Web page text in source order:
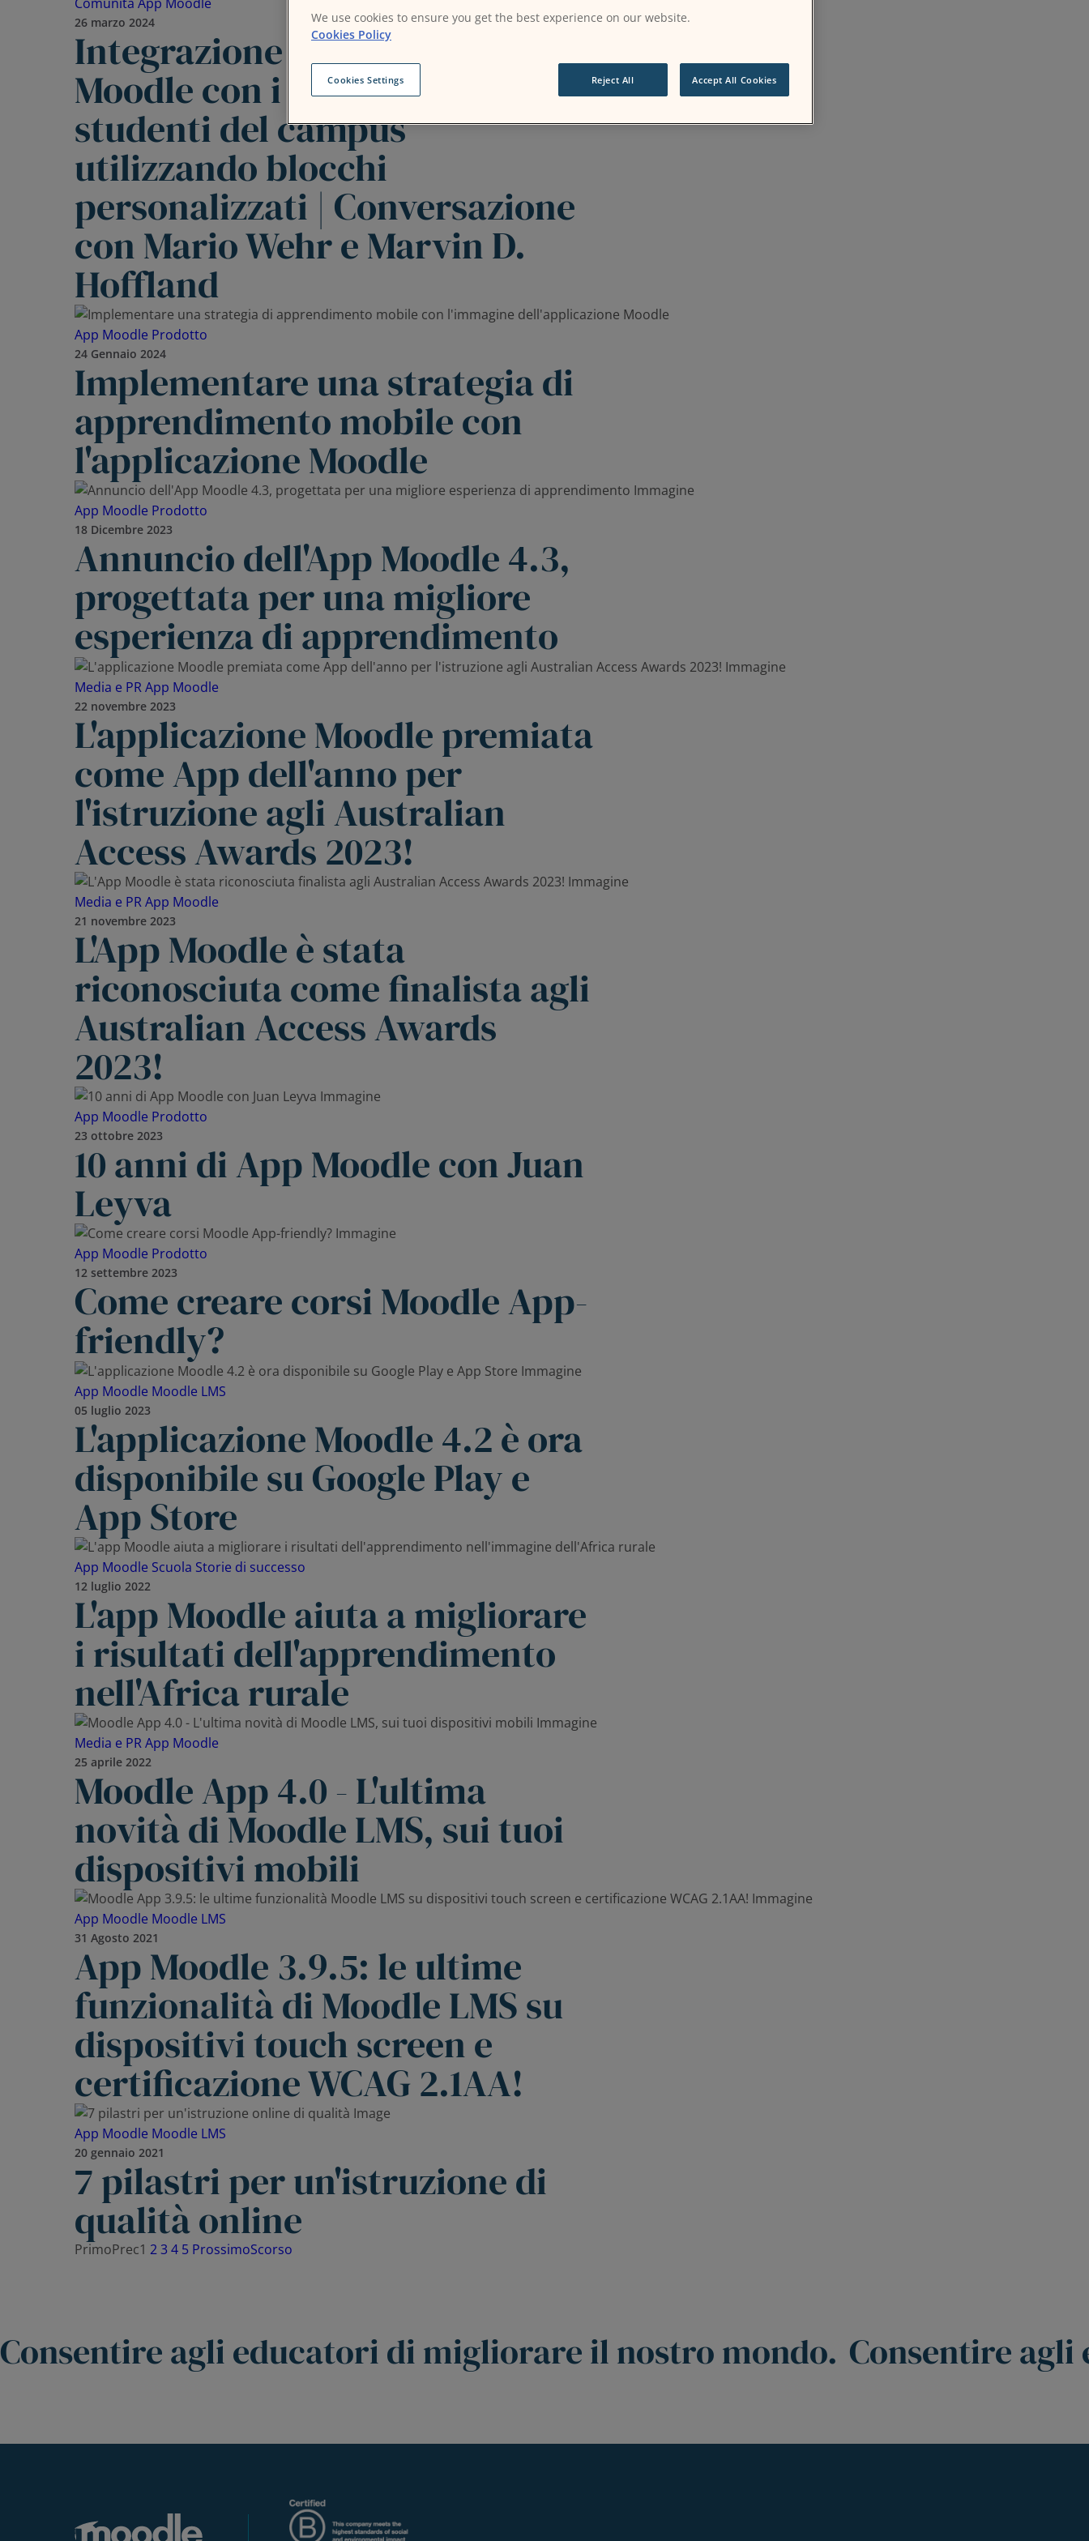
26 marzo 2024
Integrazione dell'applicazione
Moodle con i servizi per gli
studenti del campus
utilizzando blocchi
personalizzati | Conversazione
con Mario Wehr e Marvin D.
Hoffland
App Moodle Prodotto
24 Gennaio 2024
Implementare una strategia di
apprendimento mobile con
l'applicazione Moodle
App Moodle Prodotto
18 Dicembre 2023
Annuncio dell'App Moodle 4.3,
progettata per una migliore
esperienza di apprendimento
Media e PRApp Moodle
22 novembre 2023
L'applicazione Moodle premiata
come App dell'anno per
l'istruzione agli Australian
Access Awards 2023!
Media e PRApp Moodle
21 novembre 2023
L'App Moodle è stata
riconosciuta come finalista agli
Australian Access Awards
2023!
App Moodle Prodotto
23 ottobre 2023
10 anni di App Moodle con Juan
Leyva
App Moodle Prodotto
12 settembre 2023
Come creare corsi Moodle App-
friendly?
App Moodle Moodle LMS
05 luglio 2023
L'applicazione Moodle 4.2 è ora
disponibile su Google Play e
App Store
App Moodle Scuola Storie di successo
12 luglio 2022
L'app Moodle aiuta a migliorare
i risultati dell'apprendimento
nell'Africa rurale
Media e PRApp Moodle
25 aprile 2022
Moodle App 4.0 - L'ultima
novità di Moodle LMS, sui tuoi
dispositivi mobili
App Moodle Moodle LMS
31 Agosto 2021
App Moodle 3.9.5: le ultime
funzionalità di Moodle LMS su
dispositivi touch screen e
certificazione WCAG 2.1AA!
App Moodle Moodle LMS
20 gennaio 2021
7 pilastri per un'istruzione di
qualità online
PrimoPrec1 23 4 5 ProssimoScorso
Consentire agli educatori di migliorare il nostro mondo. Consentire
We use cookies to ensure you get the best experience on our website.
Cookies Policy
Cookies Settings Reject All Accept All Cookies